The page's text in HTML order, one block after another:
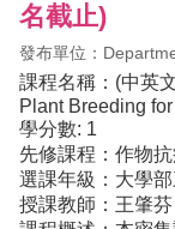
名截止)
發布單位：
課程名稱：(中英
Plant Breeding
學分數: 1
先修課程：作物
選課年級：大學
授課教師：王肇芬